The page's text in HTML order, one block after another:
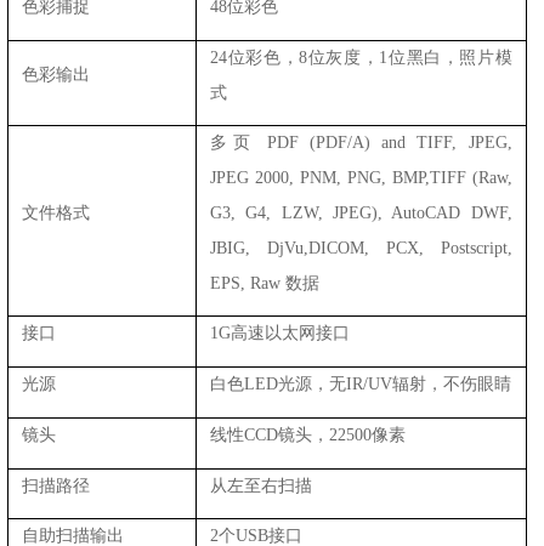
色彩捕捉 48位彩色
色彩输出
24位彩色，8位灰度，1位黑白，照片模
式
文件格式
多页 PDF (PDF/A) and TIFF, JPEG,
JPEG 2000, PNM, PNG, BMP,TIFF (Raw,
G3, G4, LZW, JPEG), AutoCAD DWF,
JBIG, DjVu,DICOM, PCX, Postscript,
EPS, Raw 数据
接口 1G高速以太网接口
光源 白色LED光源，无IR/UV辐射，不伤眼睛
镜头 线性CCD镜头，22500像素
扫描路径 从左至右扫描
自助扫描输出 2个USB接口